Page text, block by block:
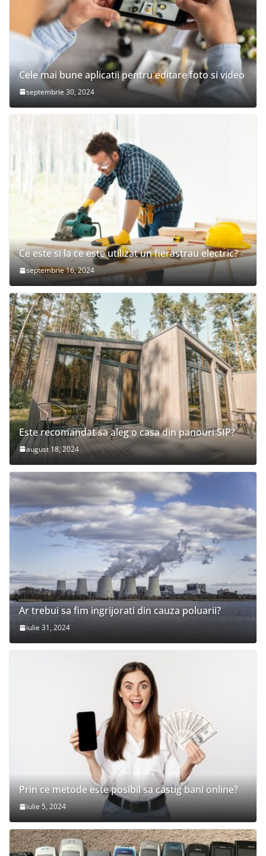
Cele mai bune aplicatii pentru editare foto si video
septembrie 30, 2024
Ce este si la ce este utilizat un fierastrau electric?
septembrie 16, 2024
Este recomandat sa aleg o casa din panouri SIP?
august 18, 2024
Ar trebui sa fim ingrijorati din cauza poluarii?
iulie 31, 2024
Prin ce metode este posibil sa castig bani online?
iulie 5, 2024